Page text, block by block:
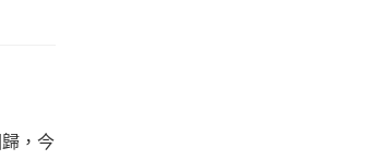
，今